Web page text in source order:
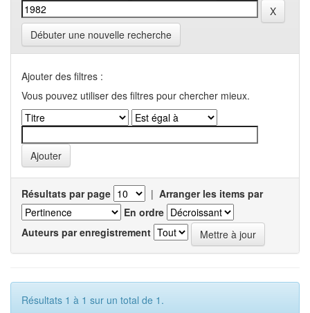
Débuter une nouvelle recherche
Ajouter des filtres :
Vous pouvez utiliser des filtres pour chercher mieux.
Résultats par page | Arranger les items par
En ordre
Auteurs par enregistrement
Résultats 1 à 1 sur un total de 1.